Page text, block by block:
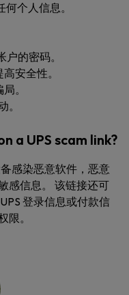
个人信息。
的密码。
高安全性。
。
。
a UPS scam link?
感染恶意软件，恶意
感信息。 该链接还可
登录信息或付款信
限。